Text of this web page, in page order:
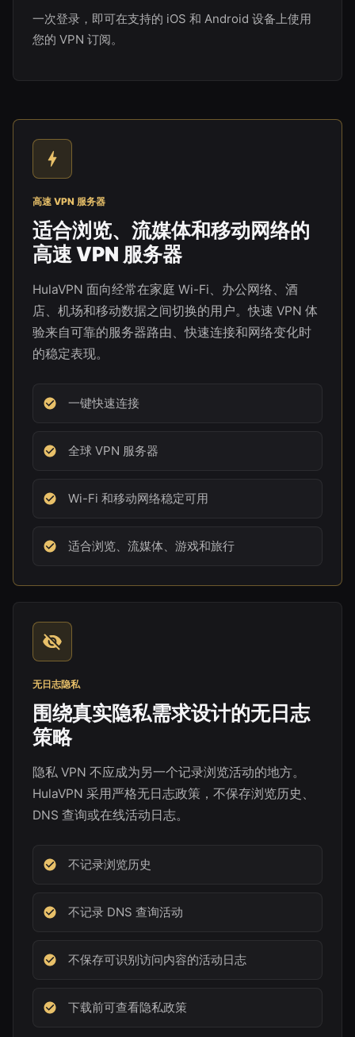
一次登录，即可在支持的 iOS 和 Android 设备上使用
您的 VPN 订阅。
高速 VPN 服务器
适合浏览、流媒体和移动网络的
高速 VPN 服务器
HulaVPN 面向经常在家庭 Wi-Fi、办公网络、酒
店、机场和移动数据之间切换的用户。快速 VPN 体
验来自可靠的服务器路由、快速连接和网络变化时
的稳定表现。
一键快速连接
全球 VPN 服务器
Wi-Fi 和移动网络稳定可用
适合浏览、流媒体、游戏和旅行
无日志隐私
围绕真实隐私需求设计的无日志
策略
隐私 VPN 不应成为另一个记录浏览活动的地方。
HulaVPN 采用严格无日志政策，不保存浏览历史、
DNS 查询或在线活动日志。
不记录浏览历史
不记录 DNS 查询活动
不保存可识别访问内容的活动日志
下载前可查看隐私政策